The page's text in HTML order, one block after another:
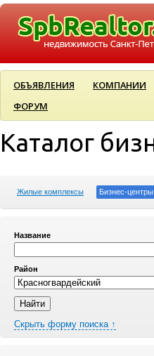
ОБЪЯВЛЕНИЯ КОМПАНИИ
ФОРУМ
Каталог
Жилые комплексы Бизнес-центры
Название
Район
Скрыть форму поиска ↑